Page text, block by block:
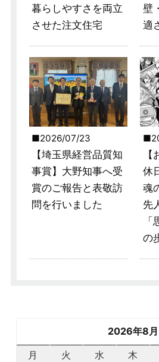
暮らしやすさを両立
させた注文住宅
壁
適
2026/07/23
【埼玉県経営品質知
事賞】大野知事へ受
賞のご報告と表敬訪
問を行いました
休
魂
先
の
2026年8月
月
火 水 木